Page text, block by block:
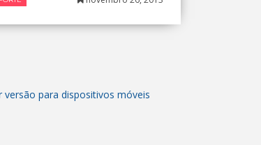
versão para dispositivos móveis